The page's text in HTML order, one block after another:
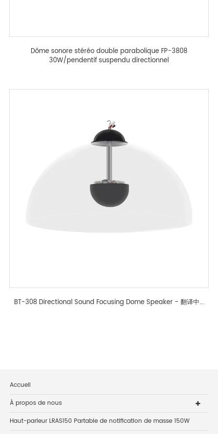
Dôme sonore stéréo double parabolique FP-3808
30W/pendentif suspendu directionnel
BT-308 Directional Sound Focusing Dome Speaker - 翻译中...
Accueil
À propos de nous
Haut-parleur LRAS150 Partable de notification de masse 150W